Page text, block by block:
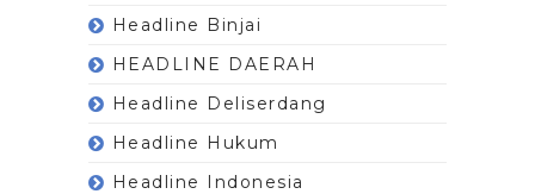
Headline Binjai
HEADLINE DAERAH
Headline Deliserdang
Headline Hukum
Headline Indonesia